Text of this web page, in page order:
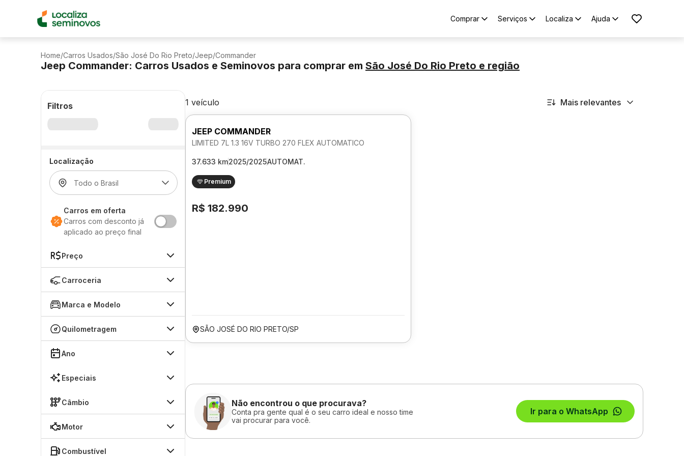
Comprar Serviços Localiza Ajuda
Home/Carros Usados/São José Do Rio Preto/Jeep/Commander
Jeep Commander: Carros Usados e Seminovos para comprar em São José Do Rio Preto e região
Filtros
Localização
Carros em oferta
Carros com desconto já
aplicado ao preço final
Preço
Carroceria
Marca e Modelo
Quilometragem
Ano
Especiais
Câmbio
Motor
Combustível
1 veículo Mais relevantes
JEEP COMMANDER
LIMITED 7L 1.3 16V TURBO 270 FLEX AUTOMATICO
37.633 km2025/2025AUTOMAT.
Premium
R$ 182.990
SÃO JOSÉ DO RIO PRETO/SP
Não encontrou o que procurava?
Conta pra gente qual é o seu carro ideal e nosso time
vai procurar para você.
Ir para o WhatsApp